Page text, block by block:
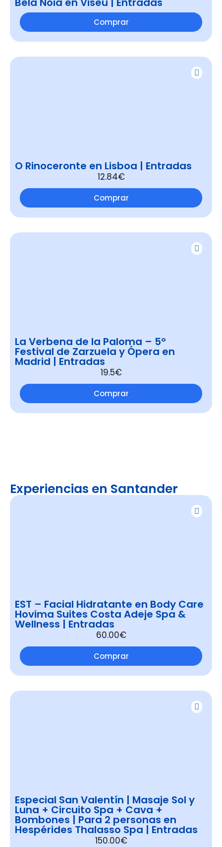
Comprar
O Rinoceronte en Lisboa | Entradas
12.84€
Comprar
La Verbena de la Paloma – 5º
Festival de Zarzuela y Ópera en
Madrid | Entradas
19.5€
Comprar
Experiencias en Santander
EST – Facial Hidratante en Body Care
Hovima Suites Costa Adeje Spa &
Wellness | Entradas
60.00€
Comprar
Especial San Valentín | Masaje Sol y
Luna + Circuito Spa + Cava +
Bombones | Para 2 personas en
Hespérides Thalasso Spa | Entradas
150.00€